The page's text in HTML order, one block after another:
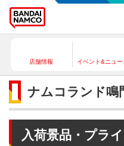
店舗情報 イベント&ニュー
ナムコランド鳴
入荷景品・プラ